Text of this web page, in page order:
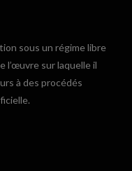
sous un régime libre
l’œuvre sur laquelle il
à des procédés